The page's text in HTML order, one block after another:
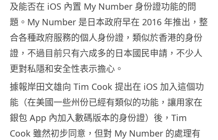
及能否在 iOS 內置 My Number 身份證功能的問
題。My Number 是日本政府早在 2016 年推出，整
合各種政府服務的個人身份證，類似於香港的身份
證，不過目前只有六成多的日本國民申請，不少人
更對私隱和安全性表示擔心。
據報岸田文雄向 Tim Cook 提出在 iOS 加入這個功
能（在美國一些州份已經有類似的功能，讓用家在
銀包 App 內加入數碼版本的身份證）後，Tim
Cook 雖然初步同意，但對 My Number 的處理有